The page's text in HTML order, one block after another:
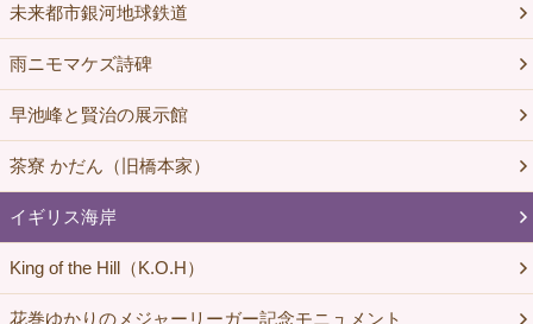
未来都市銀河地球鉄道
雨ニモマケズ詩碑
早池峰と賢治の展示館
茶寮 かだん（旧橋本家）
イギリス海岸
King of the Hill（K.O.H）
花巻ゆかりのメジャーリーガー記念モニュメント